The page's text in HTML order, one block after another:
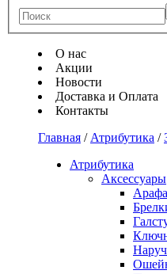
О нас
Акции
Новости
Доставка и Оплата
Контакты
Главная / Атрибутика /
Атрибутика
Аксессуары